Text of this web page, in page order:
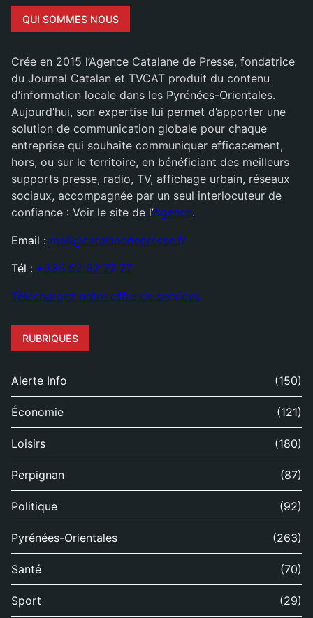
QUI SOMMES NOUS
Crée en 2015 l’Agence Catalane de Presse, fondatrice
du Journal Catalan et TVCAT produit du contenu
d’information locale dans les Pyrénées-Orientales.
Aujourd’hui, son expertise lui permet d’apporter une
solution de communication globale pour chaque
entreprise qui souhaite communiquer efficacement,
hors, ou sur le territoire, en bénéficiant des meilleurs
supports presse, radio, TV, affichage urbain, réseaux
sociaux, accompagnée par un seul interlocuteur de
confiance : Voir le site de l’Agence.
Email : mail@catalanedepresse.fr
Tél : +336 52 62 77 77
Téléchargez notre offre de services
RUBRIQUES
Alerte Info (150)
Économie (121)
Loisirs (180)
Perpignan (87)
Politique (92)
Pyrénées-Orientales (263)
Santé (70)
Sport (29)